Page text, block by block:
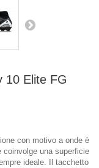
10 Elite FG
con motivo a onde è
una superficie
ideale. Il tacchetto